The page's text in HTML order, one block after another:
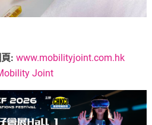
: www.mobilityjoint.com.hk
Joint